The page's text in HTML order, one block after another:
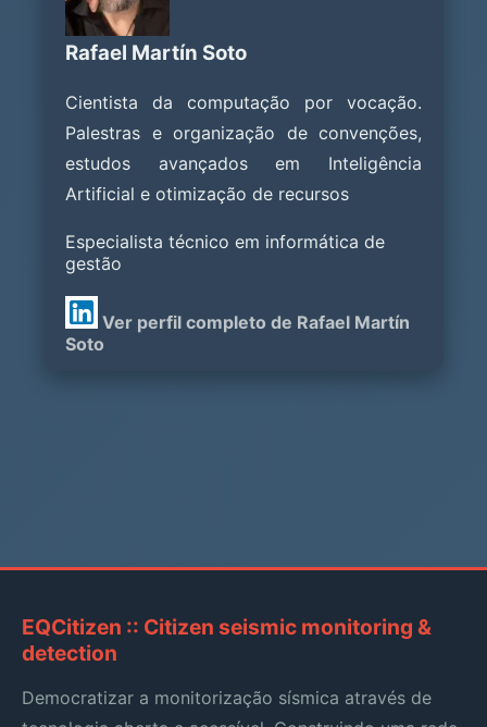
Rafael Martín Soto
Cientista da computação por vocação.
Palestras e organização de convenções,
estudos avançados em Inteligência
Artificial e otimização de recursos
Especialista técnico em informática de
gestão
Ver perfil completo de Rafael Martín
Soto
EQCitizen :: Citizen seismic monitoring &
detection
Democratizar a monitorização sísmica através de